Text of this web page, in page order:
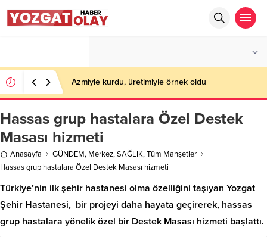
Azmiyle kurdu, üretimiyle örnek oldu
Hassas grup hastalara Özel Destek
Masası hizmeti
Anasayfa GÜNDEM, Merkez,SAĞLIK,Tüm Manşetler
Hassas grup hastalara Özel Destek Masası hizmeti
Türkiye’nin ilk şehir hastanesi olma özelliğini taşıyan Yozgat
Şehir Hastanesi, bir projeyi daha hayata geçirerek, hassas
grup hastalara yönelik özel bir Destek Masası hizmeti başlattı.